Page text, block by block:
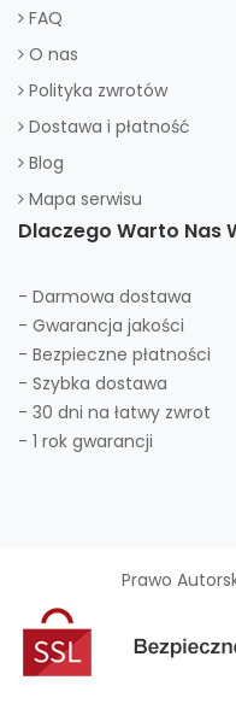
FAQ
O nas
Polityka zwrotów
Dostawa i płatność
Blog
Mapa serwisu
Dlaczego Warto Nas
- Darmowa dostawa
- Gwarancja jakości
- Bezpieczne płatności
- Szybka dostawa
- 30 dni na łatwy zwrot
- 1 rok gwarancji
Prawo